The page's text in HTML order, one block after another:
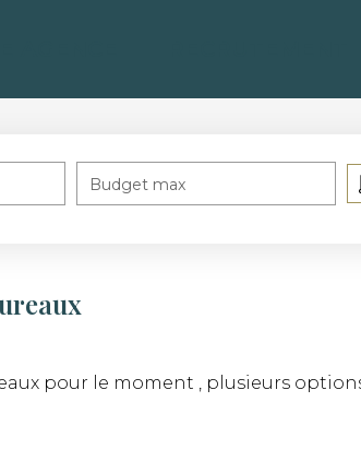
Budget max
pour le moment , plusieurs